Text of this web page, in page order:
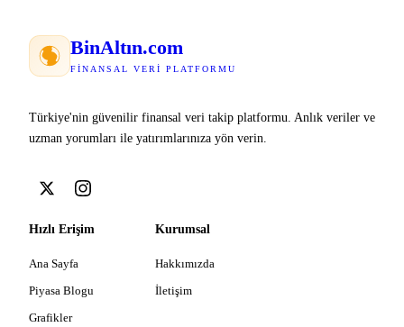
BinAltın.com
FINANSAL VERI PLATFORMU
Türkiye'nin güvenilir finansal veri takip platformu. Anlık veriler ve
uzman yorumları ile yatırımlarınıza yön verin.
Hızlı Erişim
Ana Sayfa
Piyasa Blogu
Grafikler
Kurumsal
Hakkımızda
İletişim